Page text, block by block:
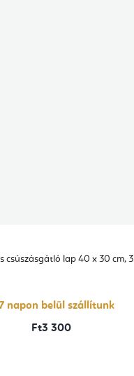
csúszásgátló lap 40 x 30 cm,
napon belül szállítunk
Ft3 300